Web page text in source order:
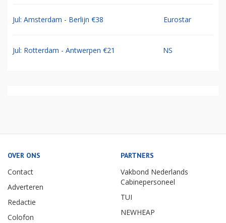
Jul: Amsterdam - Berlijn €38 Eurostar
Jul: Rotterdam - Antwerpen €21 NS
OVER ONS
Contact
Adverteren
Redactie
Colofon
PARTNERS
Vakbond Nederlands
Cabinepersoneel
TUI
NEWHEAP